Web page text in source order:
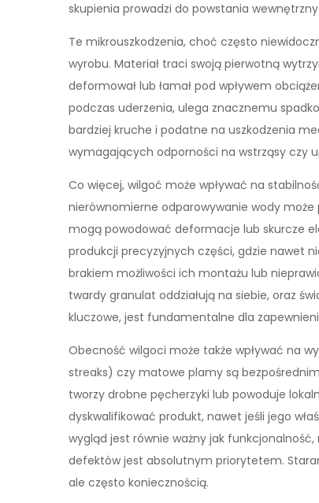
skupienia prowadzi do powstania
Te mikrouszkodzenia, choć często
wyrobu. Materiał traci swoją pierwotną
deformował lub łamał pod wpływem
podczas uderzenia, ulega znacznemu
bardziej kruche i podatne na uszkodzenia
wymagających odporności na wstrząsy czy
Co więcej, wilgoć może wpływać na
nierównomierne odparowywanie wody
mogą powodować deformacje lub skurcze
produkcji precyzyjnych części, gdzie nawet
brakiem możliwości ich montażu lub
twardy granulat oddziałują na siebie, oraz
kluczowe, jest fundamentalne dla
Obecność wilgoci może także wpływać na
streaks) czy matowe plamy są
tworzy drobne pęcherzyki lub powoduje
dyskwalifikować produkt, nawet jeśli jego
wygląd jest równie ważny jak
defektów jest absolutnym priorytetem.
ale często koniecznością.